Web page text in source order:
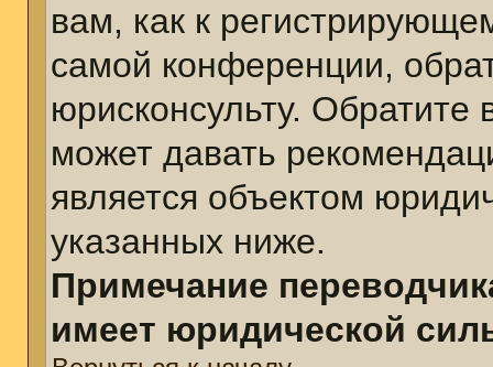
вам, как к
самой конференции,
юрисконсульту.
может давать
является объектом
указанных ниже.
Примечание
имеет юридической